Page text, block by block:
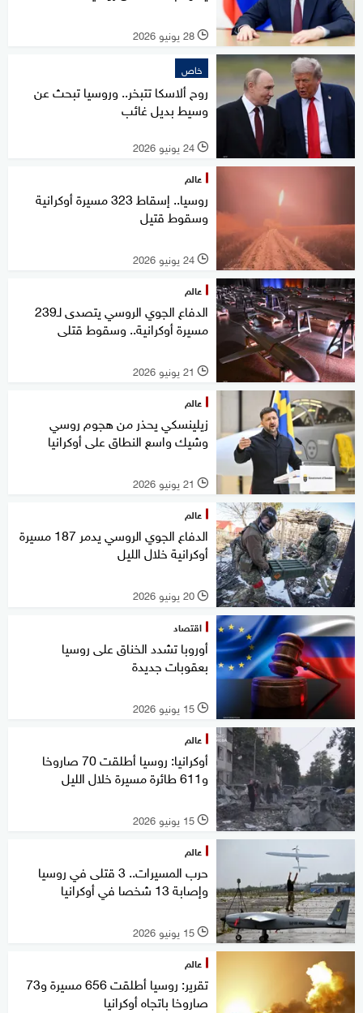
l 28 يونيو 2026
خاص
روح ألاسكا تتبخر.. وروسيا تبحث عن
وسيط بديل غائب
l 24 يونيو 2026
عالم
روسيا.. إسقاط 323 مسيرة أوكرانية
وسقوط قتيل
l 24 يونيو 2026
عالم
الدفاع الجوي الروسي يتصدى لـ239
مسيرة أوكرانية.. وسقوط قتلى
l 21 يونيو 2026
عالم
زيلينسكي يحذر من هجوم روسي
وشيك واسع النطاق على أوكرانيا
l 21 يونيو 2026
عالم
الدفاع الجوي الروسي يدمر 187 مسيرة
أوكرانية خلال الليل
l 20 يونيو 2026
اقتصاد
أوروبا تشدد الخناق على روسيا
بعقوبات جديدة
l 15 يونيو 2026
عالم
أوكرانيا: روسيا أطلقت 70 صاروخا
و611 طائرة مسيرة خلال الليل
l 15 يونيو 2026
عالم
حرب المسيرات.. 3 قتلى في روسيا
وإصابة 13 شخصا في أوكرانيا
l 15 يونيو 2026
عالم
تقرير: روسيا أطلقت 656 مسيرة و73
صاروخا باتجاه أوكرانيا